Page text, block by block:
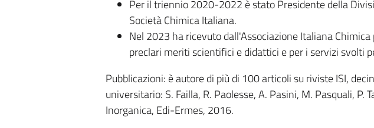
Per il triennio 2020-2022 è stato Presidente della
Società Chimica Italiana.
Nel 2023 ha ricevuto dall'Associazione Italiana
preclari meriti scientifici e didattici e per i servizi svolti
Pubblicazioni: è autore di più di 100 articoli su riviste ISI,
universitario: S. Failla, R. Paolesse, A. Pasini, M. Pasquali, P.
Inorganica, Edi-Ermes, 2016.